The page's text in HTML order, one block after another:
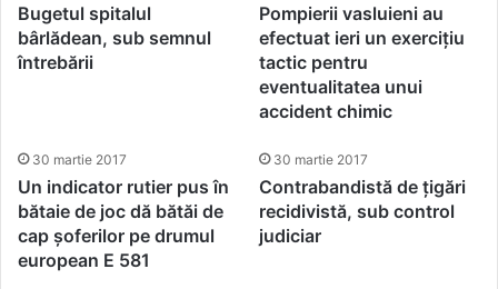
Bugetul spitalul
bârlădean, sub semnul
întrebării
Pompierii vasluieni au
efectuat ieri un exercițiu
tactic pentru
eventualitatea unui
accident chimic
30 martie 2017
Un indicator rutier pus în
bătaie de joc dă bătăi de
cap șoferilor pe drumul
european E 581
30 martie 2017
Contrabandistă de țigări
recidivistă, sub control
judiciar